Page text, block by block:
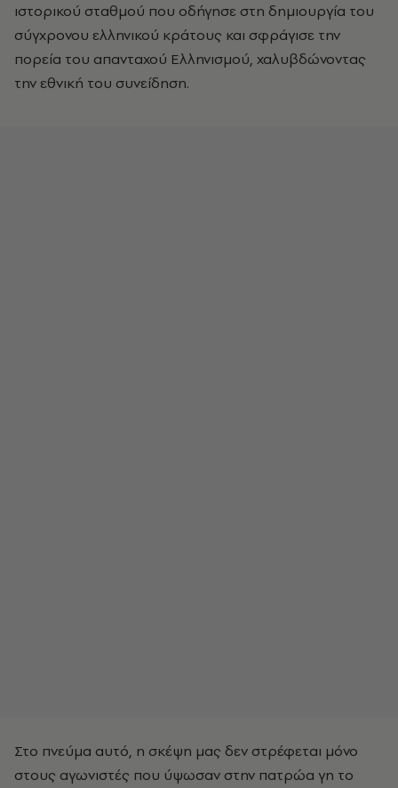
ιστορικού σταθμού που οδήγησε στη δημιουργία του
σύγχρονου ελληνικού κράτους και σφράγισε την
πορεία του απανταχού Ελληνισμού, χαλυβδώνοντας
την εθνική του συνείδηση.
Στο πνεύμα αυτό, η σκέψη μας δεν στρέφεται μόνο
στους αγωνιστές που ύψωσαν στην πατρώα γη το